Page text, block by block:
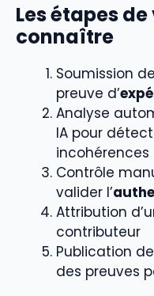
Les étapes
connaître
Soumission de
preuve d’
Analyse
IA pour
incohérences
Contrôle
valider l’
Attribution
contributeur
Publication de
des preuves